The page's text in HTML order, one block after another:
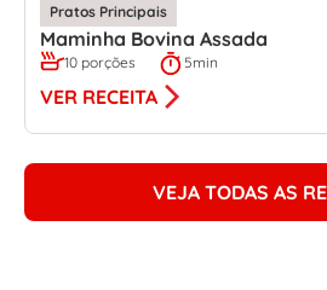
Pratos Principais
Maminha Bovina Assada
10 porções 5min
VER RECEITA
VEJA TODAS AS